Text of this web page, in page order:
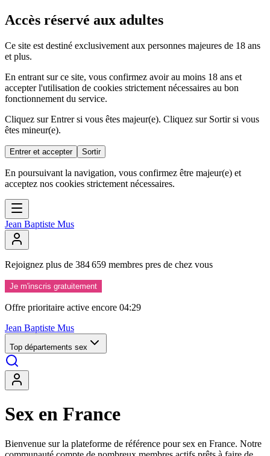
Accès réservé aux adultes
Ce site est destiné exclusivement aux personnes majeures de 18 ans
et plus.
En entrant sur ce site, vous confirmez avoir au moins 18 ans et
accepter l'utilisation de cookies strictement nécessaires au bon
fonctionnement du service.
Cliquez sur Entrer si vous êtes majeur(e). Cliquez sur Sortir si vous
êtes mineur(e).
Entrer et accepter Sortir
En poursuivant la navigation, vous confirmez être majeur(e) et
acceptez nos cookies strictement nécessaires.
Jean Baptiste Mus
Rejoignez plus de 384659 membres pres de chez vous
Je m'inscris gratuitement
Offre prioritaire active encore 04:26
Jean Baptiste Mus
Top départements sex
Sex en France
Bienvenue sur la plateforme de référence pour sex en France. Notre